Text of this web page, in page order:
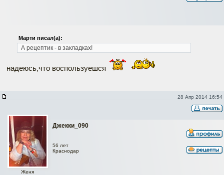
Марти писал(а):
А рецептик - в закладках!
надеюсь,что воспользуешся
28 Апр 2014 16:54
Джекки_090
Женя
56 лет
Краснодар